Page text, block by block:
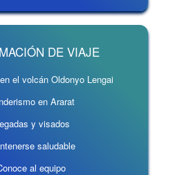
DE VIAJE
el volcán Oldonyo Lengai
en Ararat
y visados
saludable
al equipo